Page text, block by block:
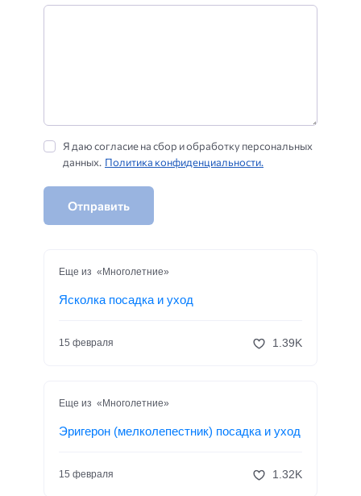
Я даю согласие на сбор и обработку персональных
данных. Политика конфиденциальности.
Отправить
Еще из «Многолетние»
Ясколка посадка и уход
15 февраля 1.39K
Еще из «Многолетние»
Эригерон (мелколепестник) посадка и уход
15 февраля 1.32K